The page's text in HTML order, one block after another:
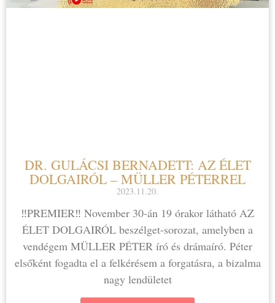
DR. GULÁCSI BERNADETT: AZ ÉLET
DOLGAIRÓL – MÜLLER PÉTERREL
2023.11.20.
‼️PREMIER‼️ November 30-án 19 órakor látható AZ
ÉLET DOLGAIRÓL beszélget-sorozat, amelyben a
vendégem MÜLLER PÉTER író és drámaíró. Péter
elsőként fogadta el a felkérésem a forgatásra, a bizalma
nagy lendületet